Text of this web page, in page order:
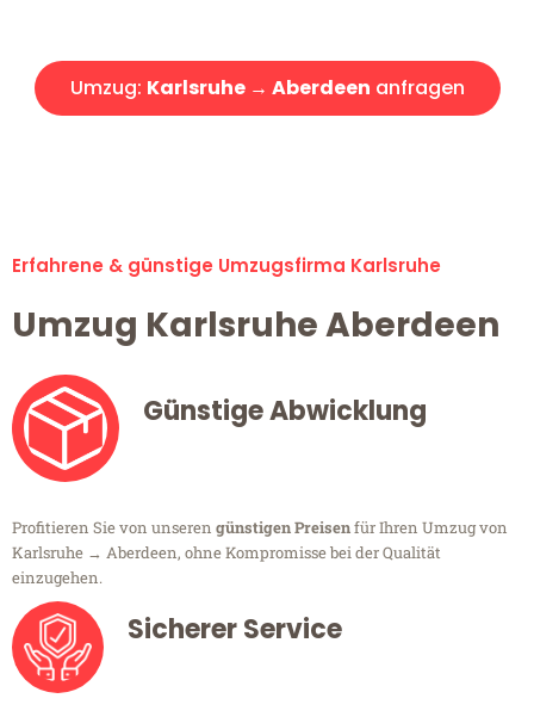
Umzug: Karlsruhe → Aberdeen anfragen
Erfahrene & günstige Umzugsfirma Karlsruhe
Umzug Karlsruhe Aberdeen
Günstige Abwicklung
Profitieren Sie von unseren günstigen Preisenfür Ihren Umzug von
Karlsruhe → Aberdeen, ohne Kompromisse bei der Qualität
einzugehen.
Sicherer Service